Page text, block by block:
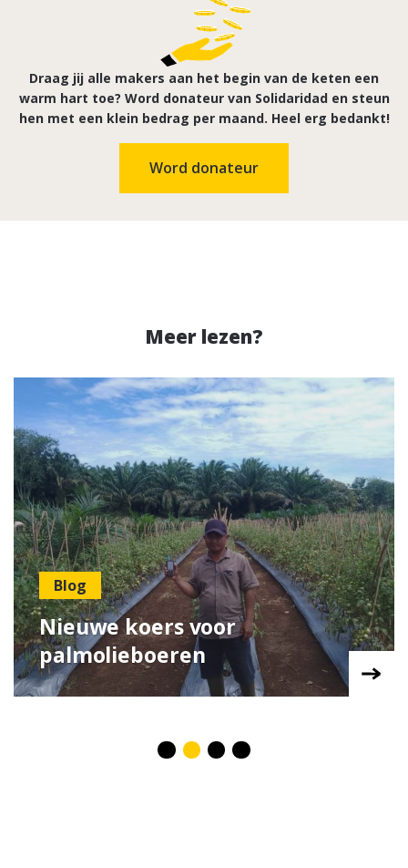
Draag jij alle makers aan het begin van de keten een
warm hart toe? Word donateur van Solidaridad en steun
hen met een klein bedrag per maand. Heel erg bedankt!
Word donateur
Meer lezen?
Blog
Nieuwe koers voor
palmolieboeren